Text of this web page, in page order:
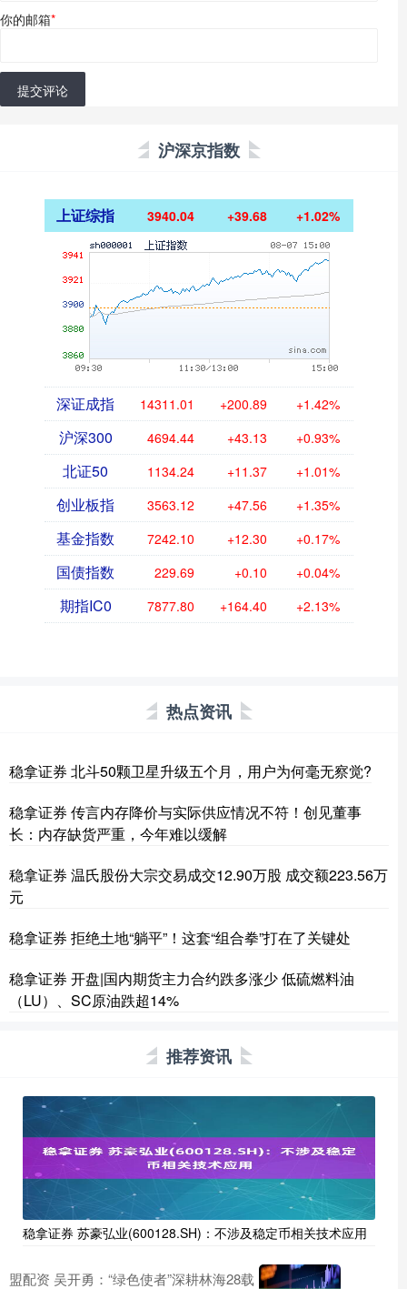
你的邮箱*
提交评论
沪深京指数
上证综指 3940.04 +39.68 +1.02%
深证成指 14311.01 +200.89 +1.42%
沪深300 4694.44 +43.13 +0.93%
北证50 1134.24 +11.37 +1.01%
创业板指 3563.12 +47.56 +1.35%
基金指数 7242.10 +12.30 +0.17%
国债指数 229.69 +0.10 +0.04%
期指IC0 7877.80 +164.40 +2.13%
热点资讯
稳拿证券 北斗50颗卫星升级五个月，用户为何毫无察觉?
稳拿证券 传言内存降价与实际供应情况不符！创见董事
长：内存缺货严重，今年难以缓解
稳拿证券 温氏股份大宗交易成交12.90万股 成交额223.56万
元
稳拿证券 拒绝土地“躺平”！这套“组合拳”打在了关键处
稳拿证券 开盘|国内期货主力合约跌多涨少 低硫燃料油
（LU）、SC原油跌超14%
推荐资讯
稳拿证券 苏豪弘业(600128.SH)：不涉及稳定币相关技术应用
盟配资 吴开勇：“绿色使者”深耕林海28载